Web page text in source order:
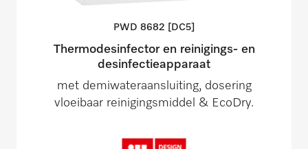
PWD 8682 [DC5]
Thermodesinfector en reinigings- en
desinfectieapparaat
met demiwateraansluiting, dosering
vloeibaar reinigingsmiddel & EcoDry.